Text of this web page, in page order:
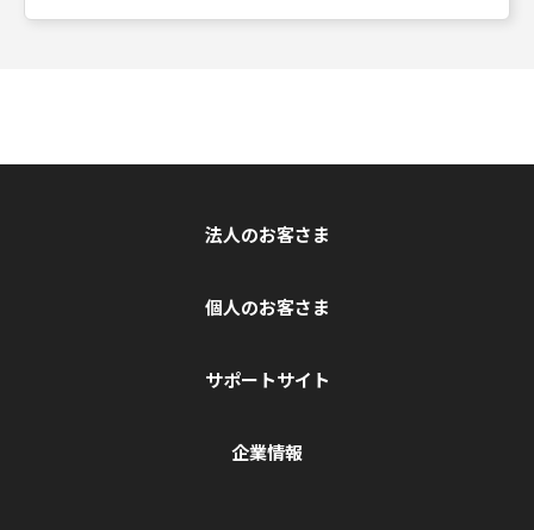
法人のお客さま
個人のお客さま
サポートサイト
企業情報